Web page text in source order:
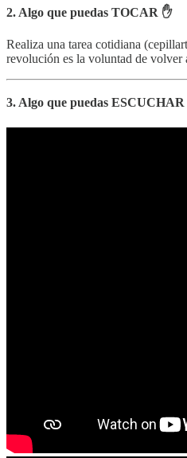
2. Algo que puedas TOCAR ✋
Realiza una tarea cotidiana
revolución es la voluntad de volver
3. Algo que puedas